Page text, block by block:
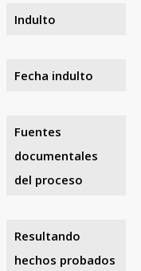
Indulto
Fecha indulto
Fuentes
documentales
del proceso
Resultando
hechos probados